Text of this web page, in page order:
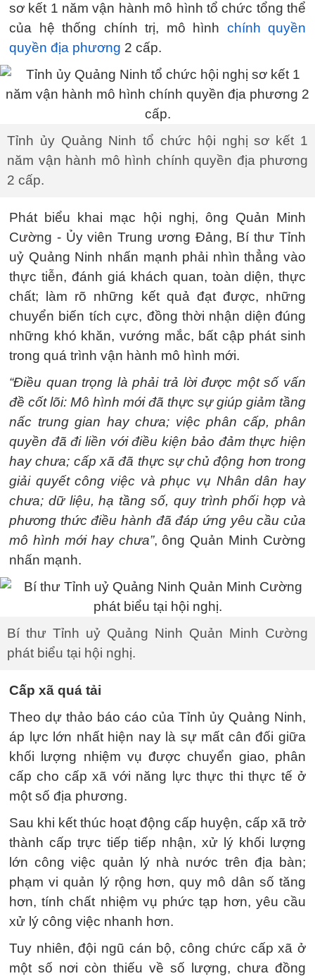
sơ kết 1 năm vận hành mô hình tổ chức tổng thể
của hệ thống chính trị, mô hình chính quyền
quyền địa phương 2 cấp.
Tỉnh ủy Quảng Ninh tổ chức hội nghị sơ kết 1
năm vận hành mô hình chính quyền địa phương
2 cấp.
Phát biểu khai mạc hội nghị, ông Quản Minh
Cường - Ủy viên Trung ương Đảng, Bí thư Tỉnh
uỷ Quảng Ninh nhấn mạnh phải nhìn thẳng vào
thực tiễn, đánh giá khách quan, toàn diện, thực
chất; làm rõ những kết quả đạt được, những
chuyển biến tích cực, đồng thời nhận diện đúng
những khó khăn, vướng mắc, bất cập phát sinh
trong quá trình vận hành mô hình mới.
“Điều quan trọng là phải trả lời được một số vấn
đề cốt lõi: Mô hình mới đã thực sự giúp giảm tầng
nấc trung gian hay chưa; việc phân cấp, phân
quyền đã đi liền với điều kiện bảo đảm thực hiện
hay chưa; cấp xã đã thực sự chủ động hơn trong
giải quyết công việc và phục vụ Nhân dân hay
chưa; dữ liệu, hạ tầng số, quy trình phối hợp và
phương thức điều hành đã đáp ứng yêu cầu của
mô hình mới hay chưa”, ông Quản Minh Cường
nhấn mạnh.
Bí thư Tỉnh uỷ Quảng Ninh Quản Minh Cường
phát biểu tại hội nghị.
Cấp xã quá tải
Theo dự thảo báo cáo của Tỉnh ủy Quảng Ninh,
áp lực lớn nhất hiện nay là sự mất cân đối giữa
khối lượng nhiệm vụ được chuyển giao, phân
cấp cho cấp xã với năng lực thực thi thực tế ở
một số địa phương.
Sau khi kết thúc hoạt động cấp huyện, cấp xã trở
thành cấp trực tiếp tiếp nhận, xử lý khối lượng
lớn công việc quản lý nhà nước trên địa bàn;
phạm vi quản lý rộng hơn, quy mô dân số tăng
hơn, tính chất nhiệm vụ phức tạp hơn, yêu cầu
xử lý công việc nhanh hơn.
Tuy nhiên, đội ngũ cán bộ, công chức cấp xã ở
một số nơi còn thiếu về số lượng, chưa đồng